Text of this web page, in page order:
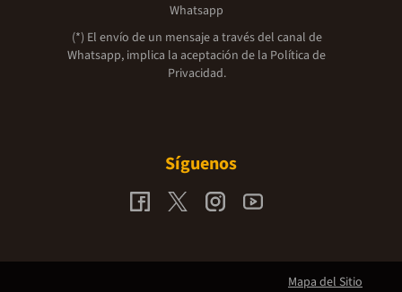
Whatsapp
(*) El envío de un mensaje a través del canal de
Whatsapp, implica la aceptación de la Política de
Privacidad.
Síguenos
Mapa del Sitio